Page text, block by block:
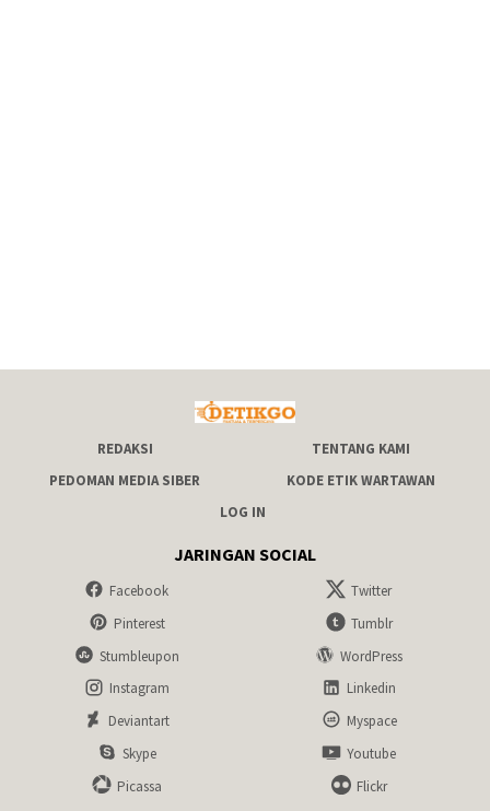
REDAKSI
TENTANG KAMI
PEDOMAN MEDIA SIBER
KODE ETIK WARTAWAN
LOG IN
JARINGAN SOCIAL
Facebook
Twitter
Pinterest
Tumblr
Stumbleupon
WordPress
Instagram
Linkedin
Deviantart
Myspace
Skype
Youtube
Picassa
Flickr